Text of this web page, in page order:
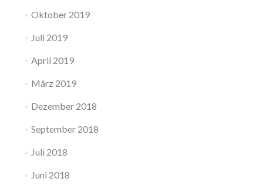
Oktober 2019
Juli 2019
April 2019
März 2019
Dezember 2018
September 2018
Juli 2018
Juni 2018